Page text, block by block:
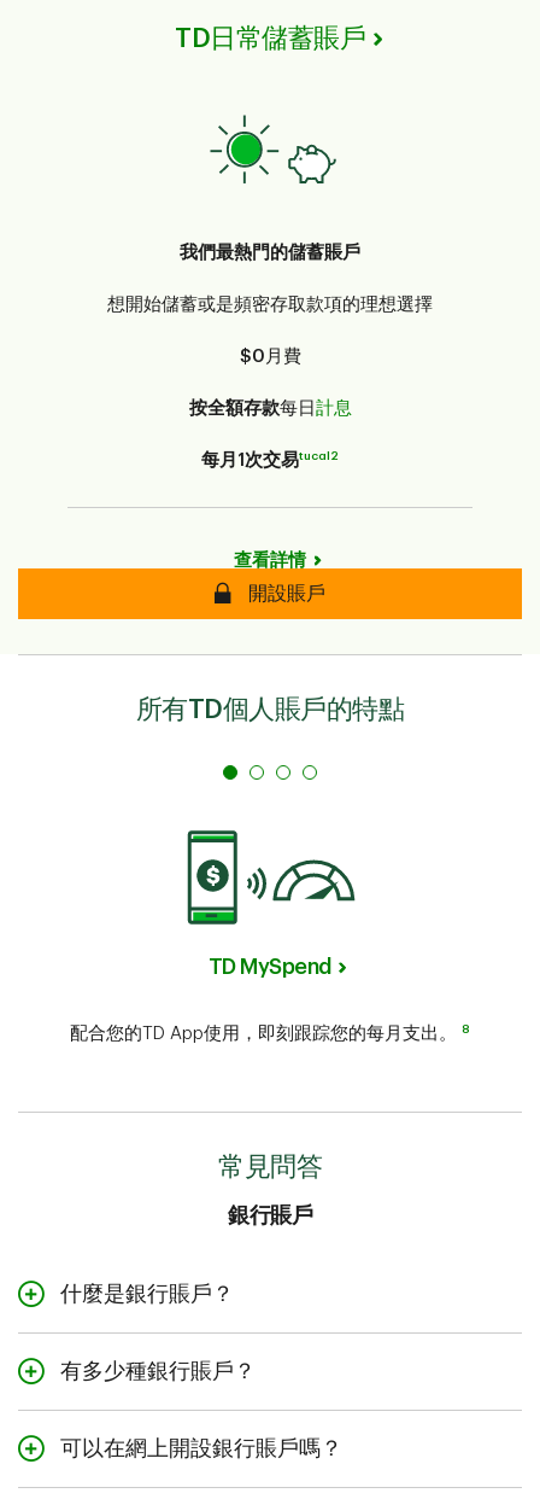
TD日常儲蓄賬戶
我們最熱門的儲蓄賬戶
想開始儲蓄或是頻密存取款項的理想選擇
$0 月費
按全額存款每日 計息
每月1次交易tucal2
查看詳情
開設賬戶
所有TD個人賬戶的特點
TD MySpend
配合您的TD App使用，即刻跟踪您的每月支出。 8
常見問答
銀行賬戶
什麼是銀行賬戶？
銀行賬戶是與金融機構之間的一種安排。按照這
一安排，金融機構讓某個人把錢存入賬戶，並在
有多少種銀行賬戶？
有很多不同類型的銀行賬戶。在加拿大，支票賬
戶和儲蓄賬戶是最常見的個人銀行賬戶類型。
可以在網上開設銀行賬戶嗎？
是的，可以在網上開設銀行賬戶。您可能需要提